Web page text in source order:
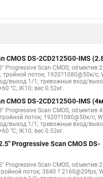
CMOS DS-2CD2125G0-IMS
Scan CMOS; объектив
поток; 1920?1080@50к/с;
выход 1/1; тревожные вход/
°C; IK10; вес 0.52кг.
CMOS DS-2CD2125G0-IMS
Scan CMOS; объектив
поток; 1920?1080@50к/с;
выход 1/1; тревожные вход/
°C; IK10; вес 0.52кг.
Progressive Scan CMOS DS-
Scan CMOS; объектив
поток; 3840 ? 2160@20fps;